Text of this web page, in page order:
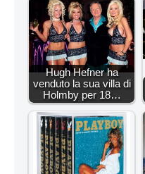
Hugh Hefner ha
venduto la sua villa di
Holmby per 18…